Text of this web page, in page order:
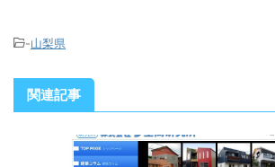
-山梨県
関連記事